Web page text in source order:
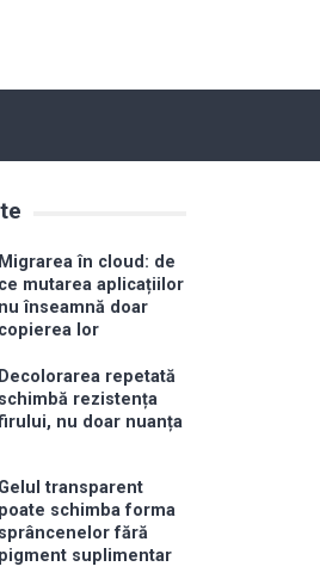
Migrarea în cloud: de
ce mutarea aplicațiilor
nu înseamnă doar
copierea lor
Decolorarea repetată
schimbă rezistența
nu doar nuanța
Gelul transparent
poate schimba forma
sprâncenelor fără
pigment suplimentar